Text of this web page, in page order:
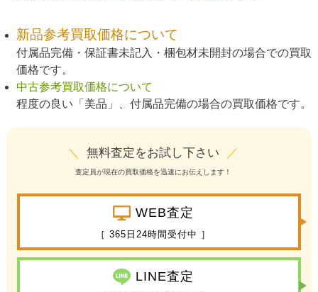
新品参考買取価格について
付属品完備・保証書未記入・梱包材未開封の場合での買取
価格です。
中古参考買取価格について
程度の良い「美品」、付属品完備の場合の買取価格です。
＼ 無料査定をお試し下さい ／
査定員が現在の買取価格を迅速にお伝えします！
WEB査定
［ 365日24時間受付中 ］
LINE査定